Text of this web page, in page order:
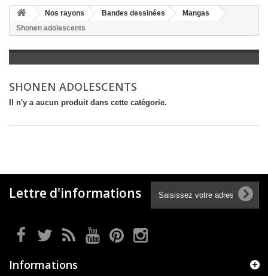
+
ARTS ET SOCIÉTÉ
+
LITTÉRATURE
LOISIRS, VIE PRATIQUE
+
SCOLAIRE ET DICTIONNAIRE
Nos rayons Bandes dessinées
Mangas
Shonen adolescents
SHONEN ADOLESCENTS
Il n'y a aucun produit dans cette catégorie.
Lettre d'informations
Informations